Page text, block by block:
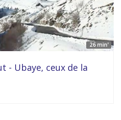
26 min'
- Ubaye, ceux de la